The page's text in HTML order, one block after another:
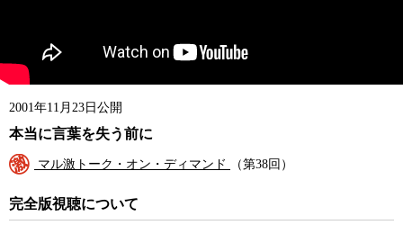
2001年11月23日公開
本当に言葉を失う前に
マル激トーク・オン・ディマンド （第38回）
完全版視聴について